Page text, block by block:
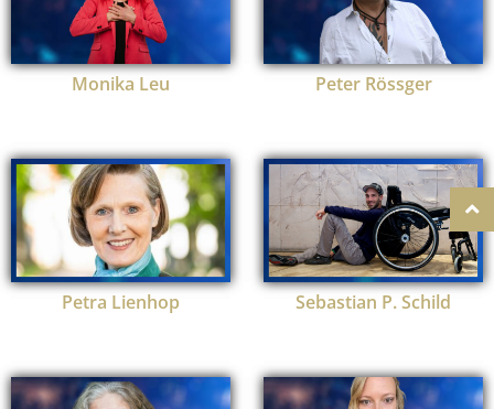
Monika Leu Peter Rössger
Petra Lienhop Sebastian P. Schild